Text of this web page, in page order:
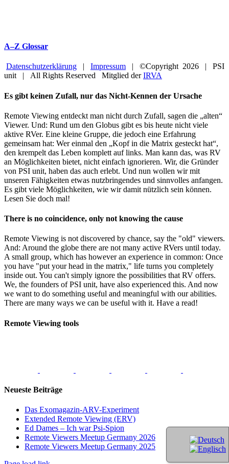
A–Z Glossar
Datenschutzerklärung | Impressum | ©Copyright 2026 | PSI
unit | All Rights Reserved Mitglied derIRVA
Close
Bar
Area
Es gibt keinen Zufall, nur das Nicht-Kennen der Ursache
Remote Viewing entdeckt man nicht durch Zufall, sagen die „alten“
Viewer. Und: Rund um den Globus gibt es bis heute nicht viele
aktive RVer. Eine kleine Gruppe, die jedoch eine Erfahrung
gemeinsam hat: Wer einmal den „Kopf in die Matrix gesteckt hat“,
den krempelt das Leben komplett auf links. Man kann das, was RV
an Möglichkeiten bietet, nicht einfach ignorieren. Wir, die Gründer
von PSI unit, haben das auch erlebt. Und nun wollen wir mit
unseren Fähigkeiten etwas nutzbringendes und sinnvolles anfangen.
Es gibt viele Möglichkeiten, wie wir damit nützlich sein können.
Lesen Sie doch mal!
There is no coincidence, only not knowing the cause
Remote Viewing is not discovered by chance, say the "old" viewers.
And: Around the globe there are not many active RVers until today.
A small group, which has however an experience in common: Once
you have "put your head in the matrix," life turns you completely
inside out. You can't simply ignore the possibilities that RV offers.
We, the founders of PSI unit, have also experienced this. And now
we want to do something useful and meaningful with our abilities.
There are many ways we can be useful with it. Have a read!
Remote Viewing tools
Neueste Beiträge
Das Exomagazin-ARV-Experiment
Extended Remote Viewing (ERV)
Ed Dames – Ich war Psi-Spion
Remote Viewers Meetup Germany 2026
Remote Viewers Meetup Germany 2025